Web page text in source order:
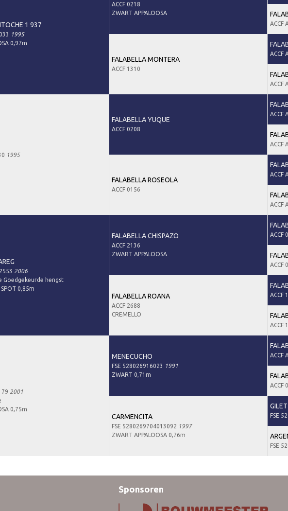
1 937
1995
0,97m
ACCF 0218
ZWART APPALOOSA
ACCF
FALABELLA MONTERA
ACCF 1310
ACCF
ACCF
1995
FALABELLA YUQUE
ACCF 0208
ACCF
ACCF
FALABELLA ROSEOLA
ACCF 0156
ACCF
ACCF
2006
Goedgekeurde hengst
SPOT 0,85m
FALABELLA CHISPAZO
ACCF 2136
ZWART APPALOOSA
ACCF
ACCF
FALABELLA ROANA
ACCF 2688
CREMELLO
ACCF
ACCF
2001
0,75m
MENECUCHO
FSE 528026916023 1991
ZWART 0,71m
ACCF
ACCF
CARMENCITA
FSE 5280269704013092 1997
ZWART APPALOOSA 0,76m
FSE
FSE
Sponsoren